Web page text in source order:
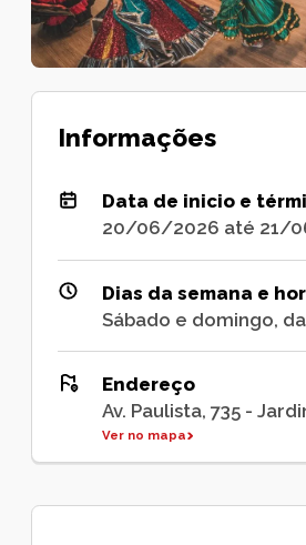
Informações
Data de inicio e
20/06/2026 até 21/
Dias da semana e
Sábado e domingo,
Endereço
Av. Paulista, 735 -
Ver no mapa